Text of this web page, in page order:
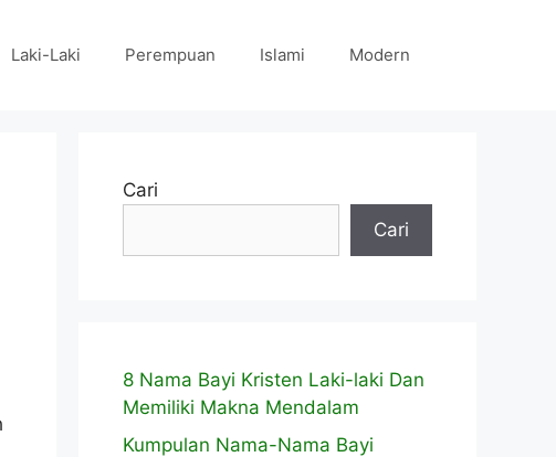
Laki-Laki Perempuan Islami Modern
Cari
Cari
8 Nama Bayi Kristen Laki-laki Dan
Memiliki Makna Mendalam
Kumpulan Nama-Nama Bayi